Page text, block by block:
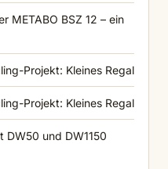
METABO BSZ 12 – ein
Projekt: Kleines Regal
Projekt: Kleines Regal
DW50 und DW1150